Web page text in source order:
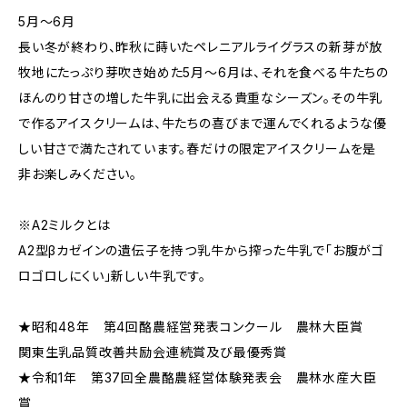
5月〜6月
長い冬が終わり、昨秋に蒔いたペレニアルライグラスの新芽が放
牧地にたっぷり芽吹き始めた5月〜6月は、それを食べる牛たちの
ほんのり甘さの増した牛乳に出会える貴重なシーズン。その牛乳
で作るアイスクリームは、牛たちの喜びまで運んでくれるような優
しい甘さで満たされています。春だけの限定アイスクリームを是
非お楽しみください。
※A2ミルクとは
A2型βカゼインの遺伝子を持つ乳牛から搾った牛乳で「お腹がゴ
ロゴロしにくい」新しい牛乳です。
★昭和48年 第4回酪農経営発表コンクール 農林大臣賞
関東生乳品質改善共励会連続賞及び最優秀賞
★令和1年 第37回全農酪農経営体験発表会 農林水産大臣
賞